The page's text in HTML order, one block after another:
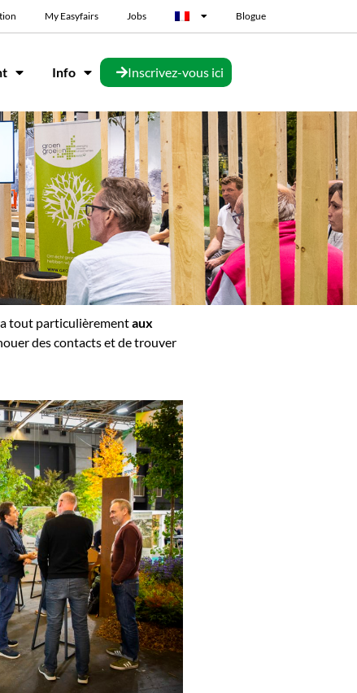
My Easyfairs Jobs Blogue
Info Inscrivez-vous ici
tout particulièrementaux
des contacts et de trouver